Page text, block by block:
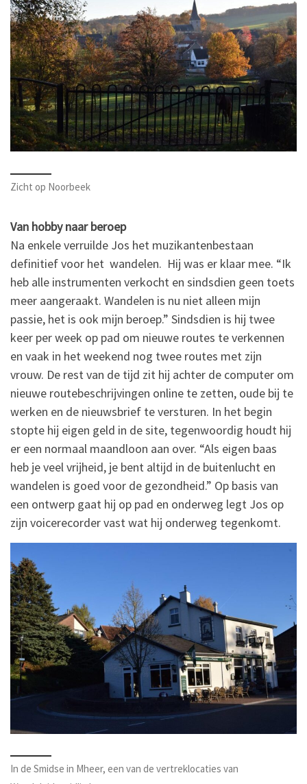
Zicht op Noorbeek
Van hobby naar beroep
Na enkele verruilde Jos het muzikantenbestaan
definitief voor het wandelen. Hij was er klaar mee. “Ik
heb alle instrumenten verkocht en sindsdien geen toets
meer aangeraakt. Wandelen is nu niet alleen mijn
passie, het is ook mijn beroep.” Sindsdien is hij twee
keer per week op pad om nieuwe routes te verkennen
en vaak in het weekend nog twee routes met zijn
vrouw. De rest van de tijd zit hij achter de computer om
nieuwe routebeschrijvingen online te zetten, oude bij te
werken en de nieuwsbrief te versturen. In het begin
stopte hij eigen geld in de site, tegenwoordig houdt hij
er een normaal maandloon aan over. “Als eigen baas
heb je veel vrijheid, je bent altijd in de buitenlucht en
wandelen is goed voor de gezondheid.” Op basis van
een ontwerp gaat hij op pad en onderweg legt Jos op
zijn voicerecorder vast wat hij onderweg tegenkomt.
In de Smidse in Mheer, een van de vertreklocaties van